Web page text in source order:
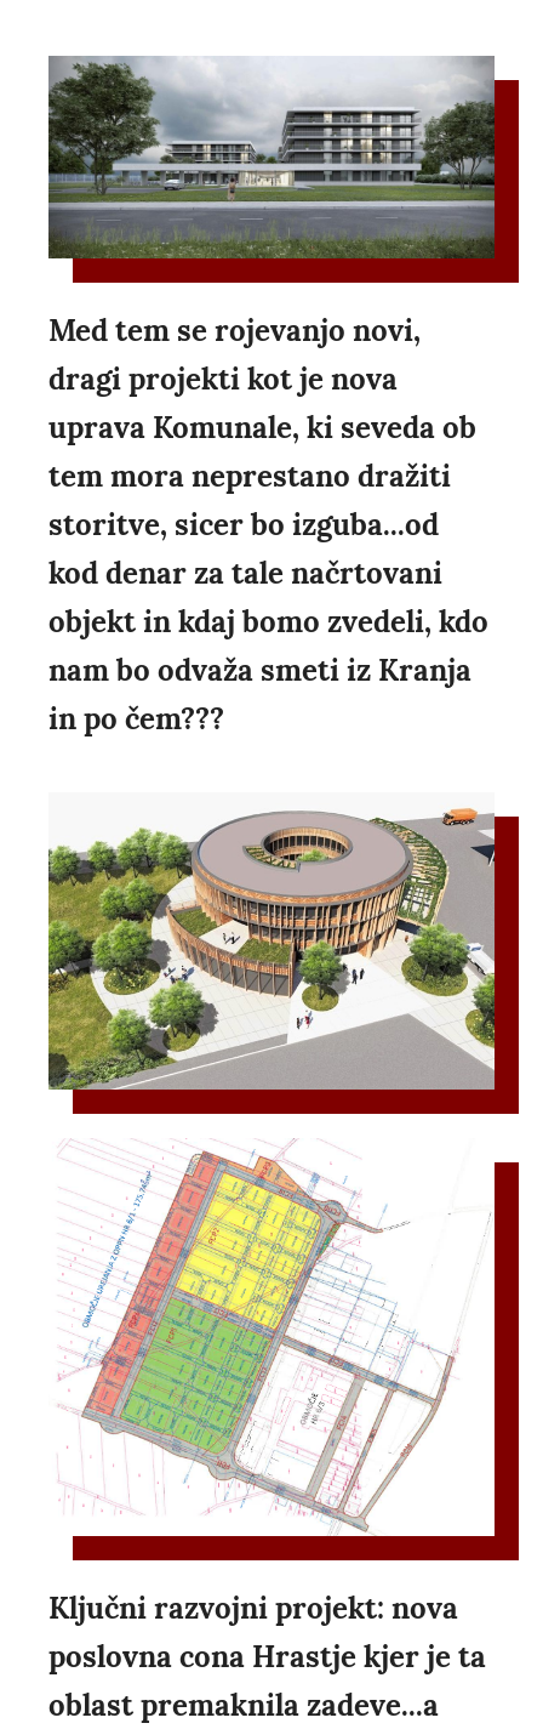
Med tem se rojevanjo novi,
dragi projekti kot je nova
uprava Komunale, ki seveda ob
tem mora neprestano dražiti
storitve, sicer bo izguba...od
kod denar za tale načrtovani
objekt in kdaj bomo zvedeli, kdo
nam bo odvaža smeti iz Kranja
in po čem???
Ključni razvojni projekt: nova
poslovna cona Hrastje kjer je ta
oblast premaknila zadeve...a